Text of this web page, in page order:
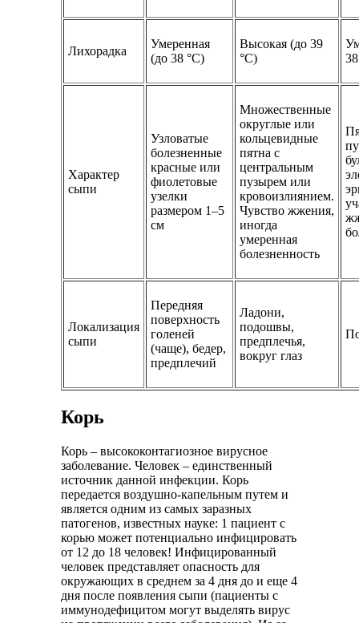
Лихорадка
Умеренная
(до 38 °C)
Высокая (до 39
°C)
Характер
сыпи
Узловатые
болезненные
красные или
фиолетовые
узелки
размером 1–5
см
Множественные
округлые или
кольцевидные
пятна с
центральным
пузырем или
кровоизлиянием.
Чувство жжения,
иногда
умеренная
болезненность
Локализация
сыпи
Передняя
поверхность
голеней
(чаще), бедер,
предплечий
Ладони,
подошвы,
предплечья,
вокруг глаз
Корь
Корь – высококонтагиозное вирусное
заболевание. Человек – единственный
источник данной инфекции. Корь
передается воздушно-капельным путем и
является одним из самых заразных
патогенов, известных науке: 1 пациент с
корью может потенциально инфицировать
от 12 до 18 человек! Инфицированный
человек представляет опасность для
окружающих в среднем за 4 дня до и еще 4
дня после появления сыпи (пациенты с
иммунодефицитом могут выделять вирус